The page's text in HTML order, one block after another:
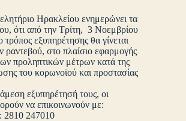
Ηρακλείου ενημερώνει τα
ότι από την Τρίτη, 3 Νοεμβρίου
τρόπος εξυπηρέτησης θα γίνεται
ραντεβού, στο πλαίσιο εφαρμογής
προληπτικών μέτρων κατά της
του κορωνοϊού και προστασίας
εξυπηρέτησή τους, οι
να επικοινωνούν με:
2810 247010